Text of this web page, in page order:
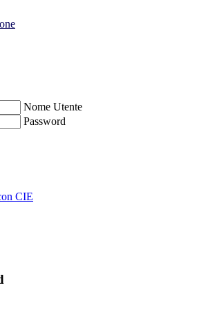
Nome Utente
Password
CIE